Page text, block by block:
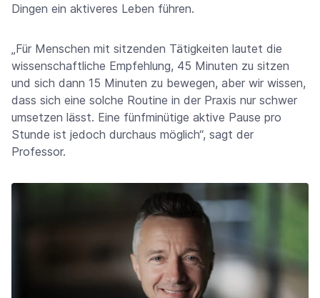
Dingen ein aktiveres Leben führen.
„Für Menschen mit sitzenden Tätigkeiten lautet die
wissenschaftliche Empfehlung, 45 Minuten zu sitzen
und sich dann 15 Minuten zu bewegen, aber wir wissen,
dass sich eine solche Routine in der Praxis nur schwer
umsetzen lässt. Eine fünfminütige aktive Pause pro
Stunde ist jedoch durchaus möglich“, sagt der
Professor.